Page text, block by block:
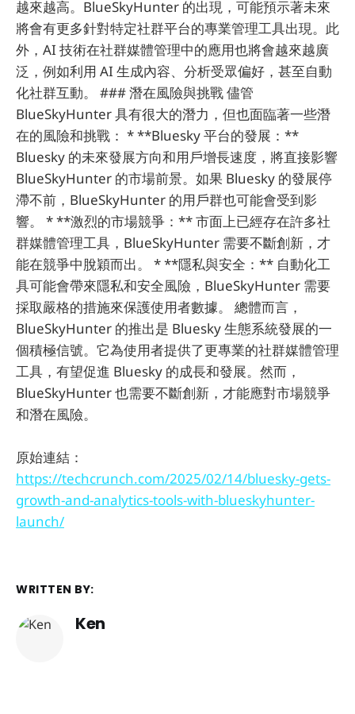
越來越高。BlueSkyHunter 的出現，可能預示著未來
將會有更多針對特定社群平台的專業管理工具出現。此
外，AI 技術在社群媒體管理中的應用也將會越來越廣
泛，例如利用 AI 生成內容、分析受眾偏好，甚至自動
化社群互動。 ### 潛在風險與挑戰 儘管
BlueSkyHunter 具有很大的潛力，但也面臨著一些潛
在的風險和挑戰： * **Bluesky 平台的發展：**
Bluesky 的未來發展方向和用戶增長速度，將直接影響
BlueSkyHunter 的市場前景。如果 Bluesky 的發展停
滯不前，BlueSkyHunter 的用戶群也可能會受到影
響。 * **激烈的市場競爭：** 市面上已經存在許多社
群媒體管理工具，BlueSkyHunter 需要不斷創新，才
能在競爭中脫穎而出。 * **隱私與安全：** 自動化工
具可能會帶來隱私和安全風險，BlueSkyHunter 需要
採取嚴格的措施來保護使用者數據。 總體而言，
BlueSkyHunter 的推出是 Bluesky 生態系統發展的一
個積極信號。它為使用者提供了更專業的社群媒體管理
工具，有望促進 Bluesky 的成長和發展。然而，
BlueSkyHunter 也需要不斷創新，才能應對市場競爭
和潛在風險。
原始連結：
https://techcrunch.com/2025/02/14/bluesky-gets-
growth-and-analytics-tools-with-blueskyhunter-
launch/
WRITTEN BY:
Ken